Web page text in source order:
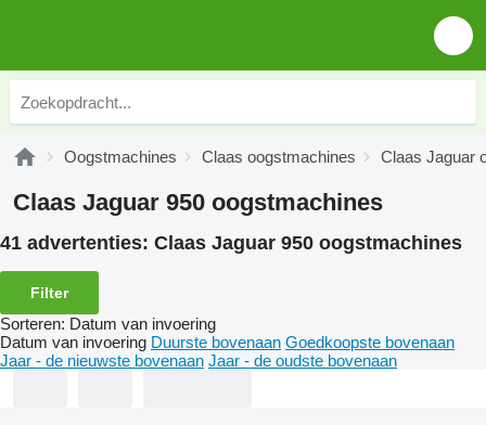
Oogstmachines Claas oogstmachines Claas Jaguar
Claas Jaguar 950 oogstmachines
41 advertenties: Claas Jaguar 950 oogstmachines
Filter
Sorteren: Datum van invoering
Datum van invoering Duurste bovenaan Goedkoopste bovenaan
Jaar - de nieuwste bovenaan Jaar - de oudste bovenaan